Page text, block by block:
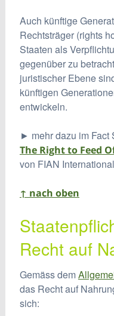
Auch künftige
Rechtsträger (rights
Staaten als
gegenüber zu
juristischer Ebene
künftigen
entwickeln.
► mehr dazu im Fact
The Right to Feed
von FIAN International
↑ nach oben
Recht auf
Gemäss dem
das Recht auf
sich: